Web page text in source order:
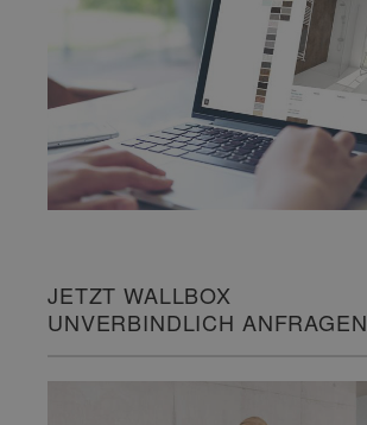
JETZT WALLBOX
UNVERBINDLICH ANFRAGEN